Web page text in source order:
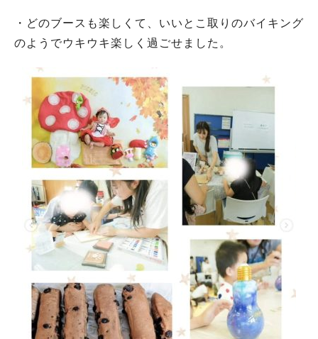
・どのブースも楽しくて、いいとこ取りのバイキング
のようでウキウキ楽しく過ごせました。